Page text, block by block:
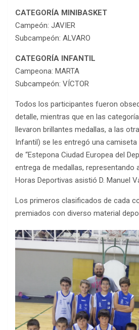
CATEGORÍA MINIBASKET
Campeón: JAVIER
Subcampeón: ALVARO
CATEGORÍA INFANTIL
Campeona: MARTA
Subcampeón: VÍCTOR
Todos los participantes fueron
detalle, mientras que en las
llevaron brillantes medallas, a las
Infantil) se les entregó una
de “Estepona Ciudad Europea del
entrega de medallas, representando
Horas Deportivas asistió D. Manuel
Los primeros clasificados de cada
premiados con diverso material